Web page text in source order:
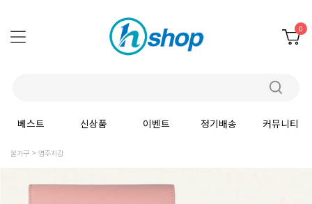
0
베스트 신상품 이벤트 정기배송 커뮤니티
불기구 염주지갑